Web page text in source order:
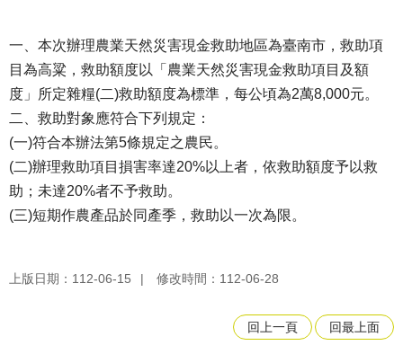
一、本次辦理農業天然災害現金救助地區為臺南市，救助項
目為高粱，救助額度以「農業天然災害現金救助項目及額
度」所定雜糧(二)救助額度為標準，每公頃為2萬8,000元。
二、救助對象應符合下列規定：
(一)符合本辦法第5條規定之農民。
(二)辦理救助項目損害率達20%以上者，依救助額度予以救
助；未達20%者不予救助。
(三)短期作農產品於同產季，救助以一次為限。
上版日期：112-06-15 修改時間：112-06-28
回上一頁 回最上面